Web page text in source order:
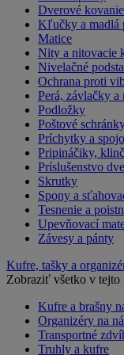
Dverové kovanie
Kľučky a madlá
Matice
Nity a nitovacie
Nivelačné
Ochrana proti
Perá, závlačky
Podložky
Poštové
Príchytky a
Pripináčiky,
Príslušenstvo
Skrutky
Spony a
Tesnenie a
Upevňovací
Závesy a pánty
Kufre, tašky a
Zobraziť všetko v tejto
Kufre a brašny
Organizéry na
Transportné
Truhly a kufre